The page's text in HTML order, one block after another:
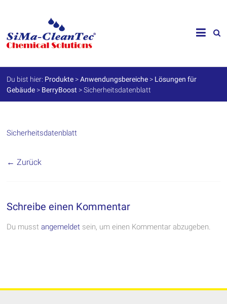
SiMa-
Cleantec
GmbH
Spezialprodukte
für
Werterhalt
Du bist hier: Produkte >Anwendungsbereiche > Lösungen für
Gebäude > BerryBoost >Sicherheitsdatenblatt
Sicherheitsdatenblatt
← Zurück
Schreibe einen Kommentar
Du musstangemeldet sein, um einen Kommentar abzugeben.